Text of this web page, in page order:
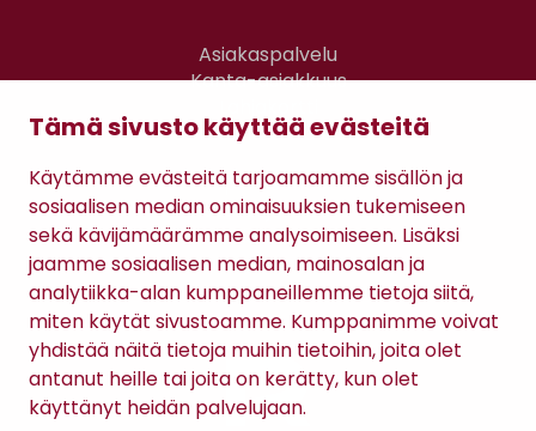
Tämä sivusto käyttää evästeitä
Käytämme evästeitä tarjoamamme sisällön ja
sosiaalisen median ominaisuuksien tukemiseen
sekä kävijämäärämme analysoimiseen. Lisäksi
jaamme sosiaalisen median, mainosalan ja
analytiikka-alan kumppaneillemme tietoja siitä,
miten käytät sivustoamme. Kumppanimme voivat
yhdistää näitä tietoja muihin tietoihin, joita olet
antanut heille tai joita on kerätty, kun olet
käyttänyt heidän palvelujaan.
Asiakaspalvelu
Kanta-asiakkuus
Gomee Ratsula Café
Sopimusehdot
Tietosuojaseloste
Maksutavat